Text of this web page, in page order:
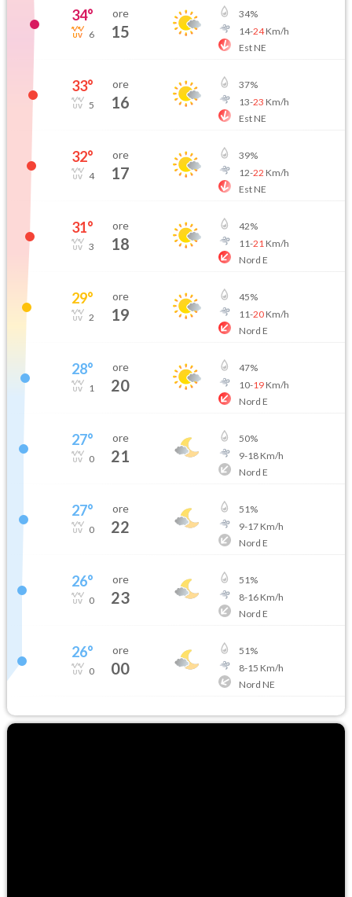
34°
6
ore
15
34%
14-24Km/h
Est NE
33°
5
ore
16
37%
13-23 Km/h
Est NE
32°
4
ore
17
39%
12-22 Km/h
Est NE
31°
3
ore
18
42%
11-21 Km/h
Nord E
29°
2
ore
19
45%
11-20Km/h
Nord E
28°
1
ore
20
47%
10-19Km/h
Nord E
27°
0
ore
21
50%
9-18Km/h
Nord E
27°
0
ore
22
51%
9-17Km/h
Nord E
26°
0
ore
23
51%
8-16Km/h
Nord E
26°
0
ore
00
51%
8-15 Km/h
Nord NE